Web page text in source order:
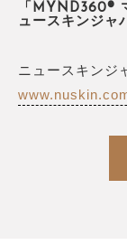
「MYND360®
ュースキンジャ
ニュースキンジ